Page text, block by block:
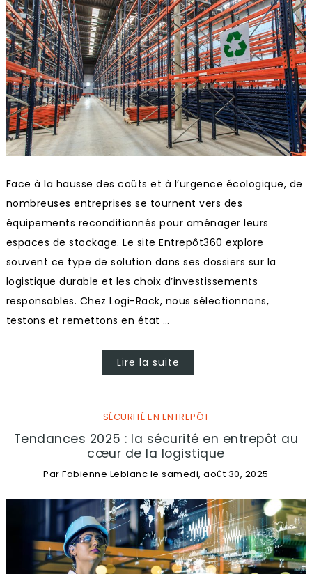
Face à la hausse des coûts et à l’urgence écologique, de
nombreuses entreprises se tournent vers des
équipements reconditionnés pour aménager leurs
espaces de stockage. Le site Entrepôt360 explore
souvent ce type de solution dans ses dossiers sur la
logistique durable et les choix d’investissements
responsables. Chez Logi-Rack, nous sélectionnons,
testons et remettons en état …
Lire la suite
SÉCURITÉ EN ENTREPÔT
Tendances 2025 : la sécurité en entrepôt au
cœur de la logistique
ParFabienne Leblanc lesamedi, août 30, 2025